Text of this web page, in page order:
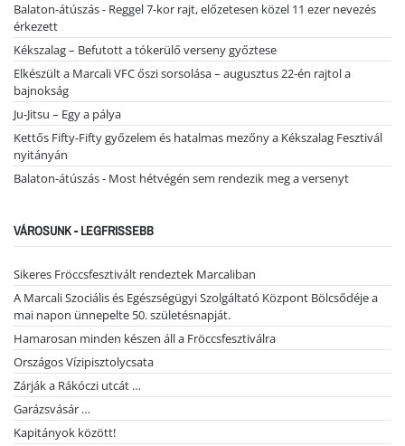
Balaton-átúszás - Reggel 7-kor rajt, előzetesen közel 11 ezer nevezés
érkezett
Kékszalag – Befutott a tókerülő verseny győztese
Elkészült a Marcali VFC őszi sorsolása – augusztus 22-én rajtol a
bajnokság
Ju-Jitsu – Egy a pálya
Kettős Fifty-Fifty győzelem és hatalmas mezőny a Kékszalag Fesztivál
nyitányán
Balaton-átúszás - Most hétvégén sem rendezik meg a versenyt
VÁROSUNK - LEGFRISSEBB
Sikeres Fröccsfesztivált rendeztek Marcaliban
A Marcali Szociális és Egészségügyi Szolgáltató Központ Bölcsődéje a
mai napon ünnepelte 50. születésnapját.
Hamarosan minden készen áll a Fröccsfesztiválra
Országos Vízipisztolycsata
Zárják a Rákóczi utcát …
Garázsvásár …
Kapitányok között!